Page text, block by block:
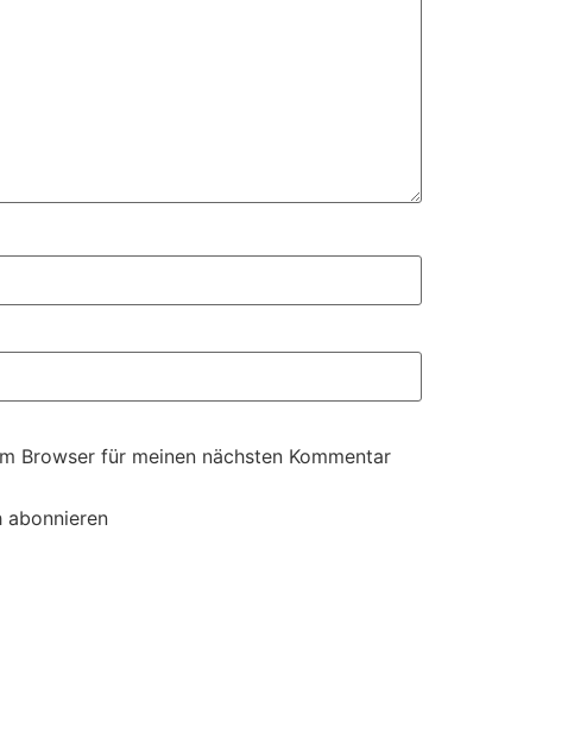
Browser für meinen nächsten Kommentar
abonnieren